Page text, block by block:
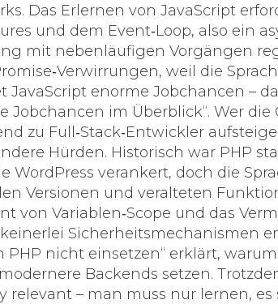
Das Erlernen von JavaScript
und dem Event‑Loop, also ein
mit nebenläufigen Vorgängen
weil die
enorme Jobchancen –
Jobchancen im Überblick“. Wer
zu Full‑Stack‑Entwickler
Hürden. Historisch war PHP
WordPress verankert, doch die
Versionen und veralteten
von Variablen‑Scope und das
Sicherheitsmechanismen
nicht einsetzen“ erklärt, warum
Backends setzen.
relevant – man muss nur lernen, es